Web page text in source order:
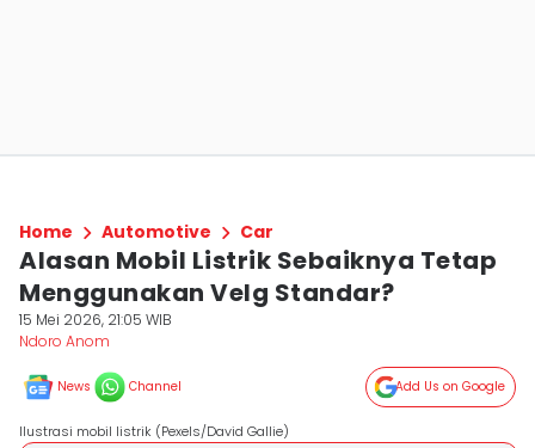
Home Automotive Car
Alasan Mobil Listrik Sebaiknya Tetap
Menggunakan Velg Standar?
15 Mei 2026, 21:05 WIB
Ndoro Anom
News Channel Add Us on Google
Ilustrasi mobil listrik (Pexels/David Gallie)